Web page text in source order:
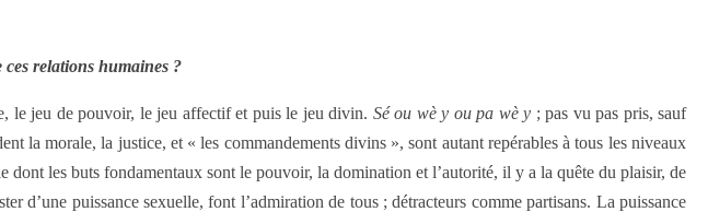
ces relations humaines ?
le jeu de pouvoir, le jeu affectif et puis le jeu divin. Sé ou wè y ou pa wè y ; pas vu pas pris, sauf
la morale, la justice, et « les commandements divins », sont autant repérables à tous les niveaux
les buts fondamentaux sont le pouvoir, la domination et l’autorité, il y a la quête du plaisir, de
d’une puissance sexuelle, font l’admiration de tous ; détracteurs comme partisans. La puissance